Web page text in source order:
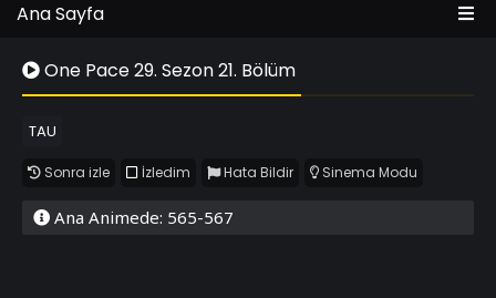
Ana Sayfa
One Pace 29. Sezon 21. Bölüm
TAU
Sonra izle İzledim Hata Bildir Sinema Modu
Ana Animede: 565-567